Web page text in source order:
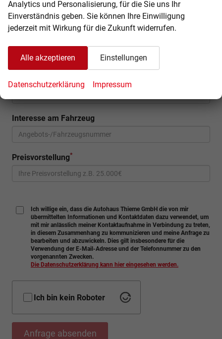
Interesse am Fahrzeug
Preisvorstellung*
Ich willige ein, dass die Autohaus Thieme GmbH die von mir
übermittelten Informationen und Kontaktdaten dazu verwendet, um
mit mir anlässlich meiner Kontaktaufnahme in Verbindung zu treten,
in diesem Zusammenhang zu kommunizieren und meine Anfrage zu
bearbeiten und abzuwickeln. Dies gilt insbesondere für die
Verwendung der E-Mail-Adresse und der Telefonnummer zu den
vorgenannten Zwecken.
Die Datenschutzerklärung kann hier eingesehen werden.
Ich bin kein Roboter
Anfrage absenden
Analytics und Personalisierung, für die Sie uns Ihr
Einverständnis geben. Sie können Ihre Einwilligung
jederzeit mit Wirkung für die Zukunft widerrufen.
Alle akzeptieren Einstellungen
Datenschutzerklärung Impressum